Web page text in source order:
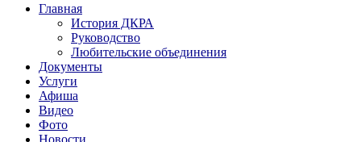
Главная
История ДКРА
Руководство
Любительские объединения
Документы
Услуги
Афиша
Видео
Фото
Новости